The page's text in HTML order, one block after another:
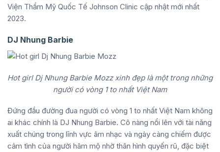
Viện Thẩm Mỹ Quốc Tế Johnson Clinic cập nhật mới nhất
2023.
DJ Nhung Barbie
Hot girl Dj Nhung Barbie Mozz xinh đẹp là một trong những
người có vòng 1 to nhất Việt Nam
Đứng đầu đường đua người có vòng 1 to nhất Việt Nam không
ai khác chính là DJ Nhung Barbie. Cô nàng nổi lên với tài năng
xuất chúng trong lĩnh vực âm nhạc và ngày càng chiếm được
cảm tình của người hâm mộ nhờ thân hình quyến rũ, đặc biệt